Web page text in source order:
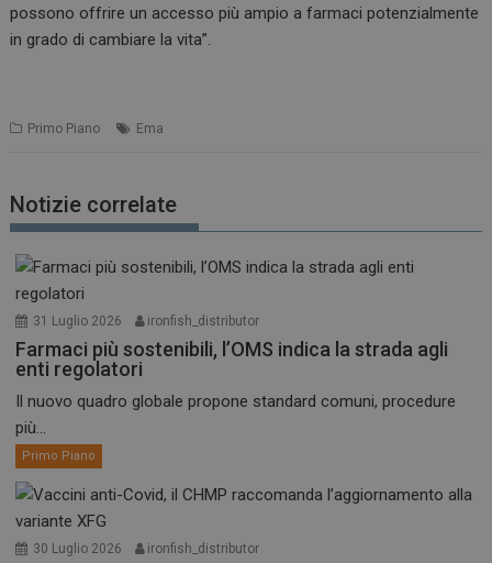
possono offrire un accesso più ampio a farmaci potenzialmente
in grado di cambiare la vita”.
Primo Piano Ema
Notizie correlate
31 Luglio 2026 ironfish_distributor
Farmaci più sostenibili, l’OMS indica la strada agli
enti regolatori
Il nuovo quadro globale propone standard comuni, procedure
più...
Primo Piano
30 Luglio 2026 ironfish_distributor